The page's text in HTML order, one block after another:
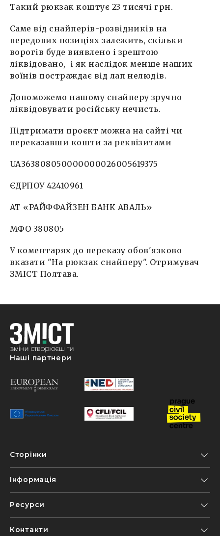
Такий рюкзак коштує 23 тисячі грн.
Саме від снайперів-розвідників на
передових позиціях залежить, скільки
ворогів буде виявлено і зрештою
ліквідовано, і як наслідок менше наших
воїнів постраждає від лап нелюдів.
Допоможемо нашому снайперу зручно
ліквідовувати російську нечисть.
Підтримати проєкт можна на сайті чи
переказавши кошти за реквізитами
UA363808050000000026005619375
ЄДРПОУ 42410961
АТ «РАЙФФАЙЗЕН БАНК АВАЛЬ»
МФО 380805
У коментарях до переказу обов'язково
вказати "На рюкзак снайперу". Отримувач
ЗМІСТ Полтава.
Наші партнери
Сторінки
Інформація
Ресурси
Контакти